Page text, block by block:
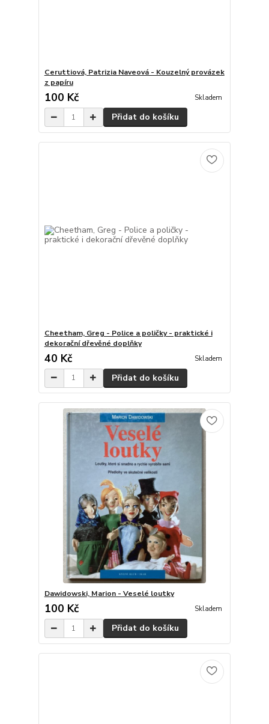
Ceruttiová, Patrizia Naveová - Kouzelný provázek
z papíru
100 Kč Skladem
Přidat do košíku
Cheetham, Greg - Police a poličky - praktické i
dekorační dřevěné doplňky
40 Kč Skladem
Přidat do košíku
Dawidowski, Marion - Veselé loutky
100 Kč Skladem
Přidat do košíku